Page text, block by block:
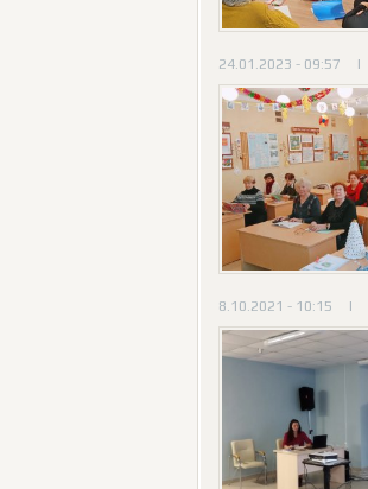
24.01.2023 - 09:57 |
8.10.2021 - 10:15 |